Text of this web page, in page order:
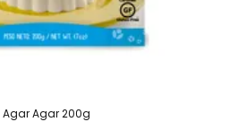
Agar Agar 200g